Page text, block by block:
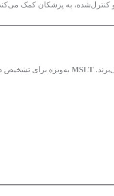
به پزشکان کمک
MSLT به‌ویژه برای تشخیص